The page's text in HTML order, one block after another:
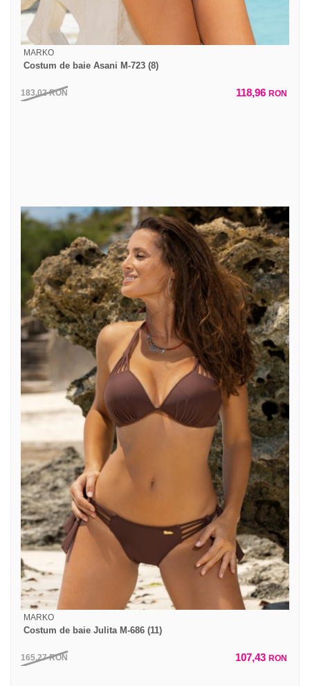
MARKO
Costum de baie Asani M-723 (8)
183,02RON 118,96 RON
MARKO
Costum de baie Julita M-686 (11)
165,27RON 107,43 RON